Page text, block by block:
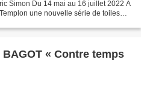
Simon Du 14 mai au 16 juillet 2022 À
une nouvelle série de toiles
temps